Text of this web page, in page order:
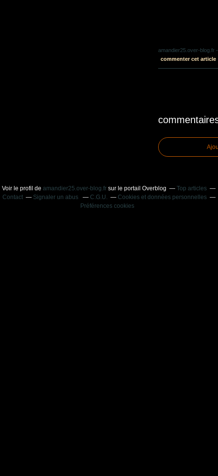
amandier25.over-blog.fr -
commenter cet article
Voir le profil deamandier25.over-blog.fr sur le portail Overblog
Top articles
Contact
Signaler un abus C.G.U.
Cookies et données personnelles
Préférences cookies